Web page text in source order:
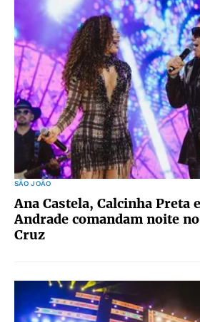
SÃO JOÃO
Ana Castela, Calcinha Preta
Andrade comandam noite no
Cruz